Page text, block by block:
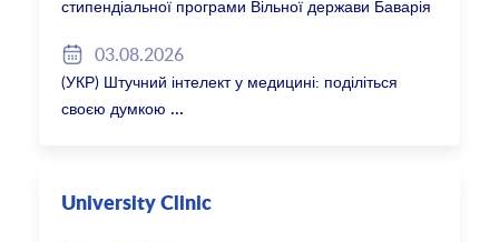
стипендіальної програми Вільної держави Баварія
03.08.2026
(УКР) Штучний інтелект у медицині: поділіться
своєю думкою
University Clinic